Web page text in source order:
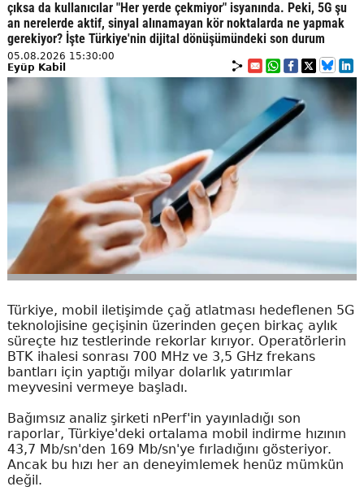
çıksa da kullanıcılar "Her yerde çekmiyor" isyanında. Peki, 5G şu
an nerelerde aktif, sinyal alınamayan kör noktalarda ne yapmak
gerekiyor? İşte Türkiye'nin dijital dönüşümündeki son durum
05.08.2026 15:30:00
Eyüp Kabil
Türkiye, mobil iletişimde çağ atlatması hedeflenen 5G
teknolojisine geçişinin üzerinden geçen birkaç aylık
süreçte hız testlerinde rekorlar kırıyor. Operatörlerin
BTK ihalesi sonrası 700 MHz ve 3,5 GHz frekans
bantları için yaptığı milyar dolarlık yatırımlar
meyvesini vermeye başladı.
Bağımsız analiz şirketi nPerf'in yayınladığı son
raporlar, Türkiye'deki ortalama mobil indirme hızının
43,7 Mb/sn'den 169 Mb/sn'ye fırladığını gösteriyor.
Ancak bu hızı her an deneyimlemek henüz mümkün
değil.